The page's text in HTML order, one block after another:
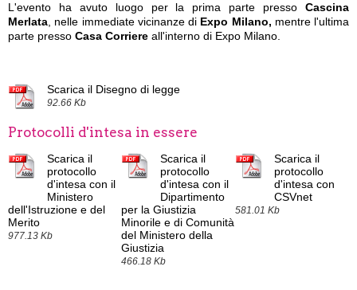
L'evento ha avuto luogo per la prima parte presso Cascina
Merlata nelle immediate vicinanze di Expo Milano, mentre l'ultima
parte presso Casa Corriere all'interno di Expo Milano.
Scarica il Disegno di legge
92.66 Kb
Protocolli d'intesa in essere
Scarica il
protocollo
d'intesa con il
Ministero
dell'Istruzione e del
Merito
977.13 Kb
Scarica il
protocollo
d'intesa con il
Dipartimento
per la Giustizia
Minorile e di Comunità
del Ministero della
Giustizia
466.18 Kb
Scarica il
protocollo
d'intesa con
CSVnet
581.01 Kb